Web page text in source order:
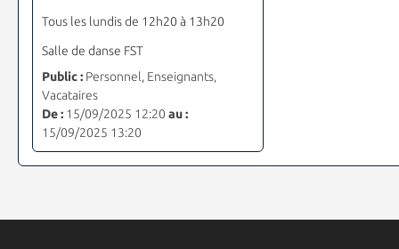
Tous les lundis de 12h20 à 13h20
Salle de danse FST
Public :Personnel, Enseignants,
Vacataires
De :15/09/2025 12:20 au :
15/09/2025 13:20